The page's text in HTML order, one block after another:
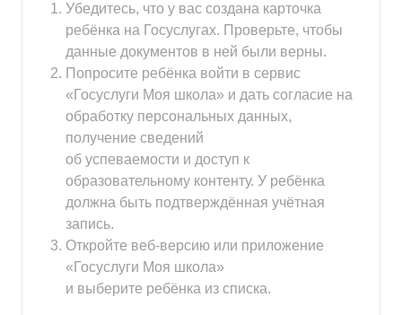
Убедитесь, что у вас создана карточка
ребёнка на Госуслугах. Проверьте, чтобы
данные документов в ней были верны.
Попросите ребёнка войти в сервис
«Госуслуги Моя школа» и дать согласие на
обработку персональных данных,
получение сведений
об успеваемости и доступ к
образовательному контенту. У ребёнка
должна быть подтверждённая учётная
запись.
Откройте веб-версию или приложение
«Госуслуги Моя школа»
и выберите ребёнка из списка.